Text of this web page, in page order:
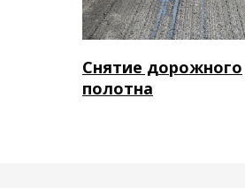
Снятие дорожного
полотна